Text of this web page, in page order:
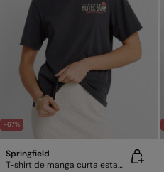
-67%
Springfield
T-shirt de manga curta estampada